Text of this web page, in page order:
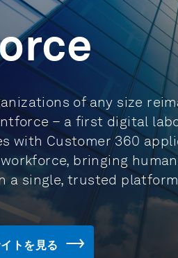
of any size
– a first digital
with Customer 360
bringing
a single, trusted
トを見る